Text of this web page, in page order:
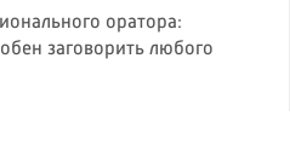
оратора:
заговорить любого